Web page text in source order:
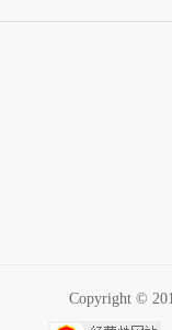
Copyright ©